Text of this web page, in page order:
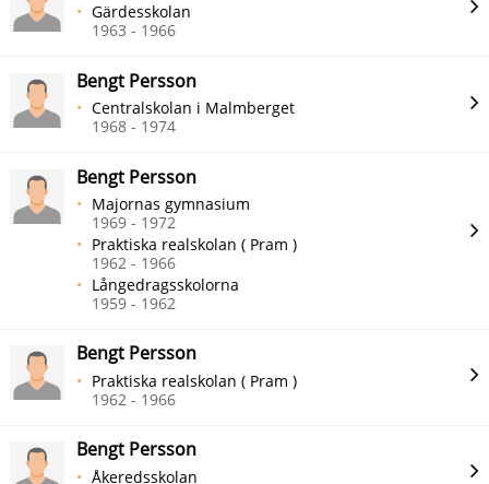
Gärdesskolan
1963 - 1966
Bengt Persson
Centralskolan i Malmberget
1968 - 1974
Bengt Persson
Majornas gymnasium
1969 - 1972
Praktiska realskolan ( Pram )
1962 - 1966
Långedragsskolorna
1959 - 1962
Bengt Persson
Praktiska realskolan ( Pram )
1962 - 1966
Bengt Persson
Åkeredsskolan